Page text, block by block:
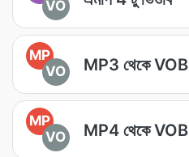
VO
MP
VO
MP3 থেকে VOB
MP
VO
MP4 থেকে VOB